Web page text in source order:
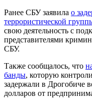
Ранее СБУ заявила о
террористической
свою деятельность с
представителями
СБУ.
Также сообщалось, что
банды, которую
задержали в Дрогобиче
долларов от